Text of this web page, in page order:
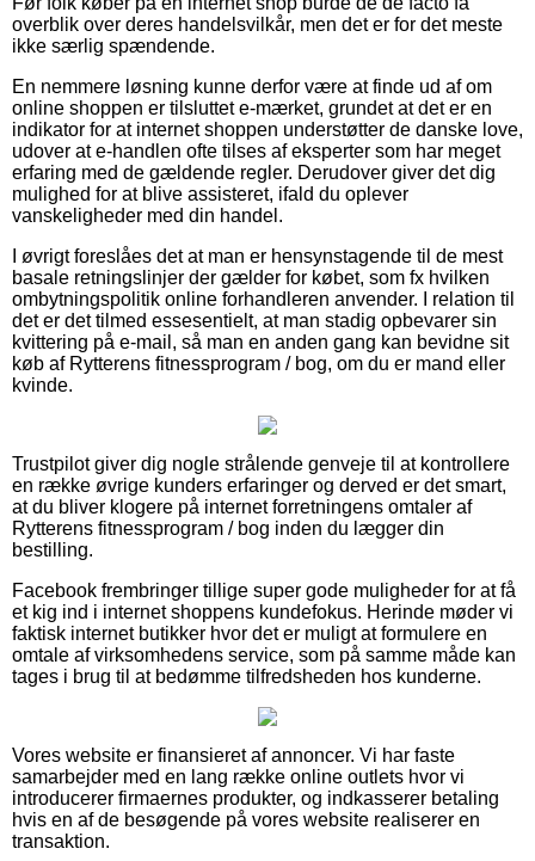
overblik over deres handelsvilkår, men det er for det meste
ikke særlig spændende.
En nemmere løsning kunne derfor være at finde ud af om
online shoppen er tilsluttet e-mærket, grundet at det er en
indikator for at internet shoppen understøtter de danske love,
udover at e-handlen ofte tilses af eksperter som har meget
erfaring med de gældende regler. Derudover giver det dig
mulighed for at blive assisteret, ifald du oplever
vanskeligheder med din handel.
I øvrigt foreslåes det at man er hensynstagende til de mest
basale retningslinjer der gælder for købet, som fx hvilken
ombytningspolitik online forhandleren anvender. I relation til
det er det tilmed essesentielt, at man stadig opbevarer sin
kvittering på e-mail, så man en anden gang kan bevidne sit
køb af Rytterens fitnessprogram / bog, om du er mand eller
kvinde.
Trustpilot giver dig nogle strålende genveje til at kontrollere
en række øvrige kunders erfaringer og derved er det smart,
at du bliver klogere på internet forretningens omtaler af
Rytterens fitnessprogram / bog inden du lægger din
bestilling.
Facebook frembringer tillige super gode muligheder for at få
et kig ind i internet shoppens kundefokus. Herinde møder vi
faktisk internet butikker hvor det er muligt at formulere en
omtale af virksomhedens service, som på samme måde kan
tages i brug til at bedømme tilfredsheden hos kunderne.
Vores website er finansieret af annoncer. Vi har faste
samarbejder med en lang række online outlets hvor vi
introducerer firmaernes produkter, og indkasserer betaling
hvis en af de besøgende på vores website realiserer en
transaktion.